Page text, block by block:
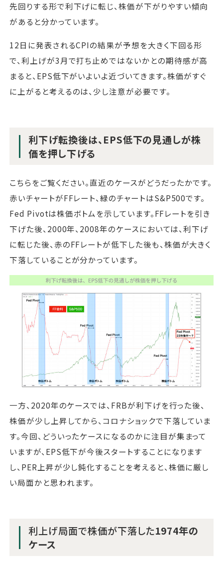
先回りする形で利下げに転じ、株価が下がりやすい傾向
があると分かっています。
12日に発表されるCPIの結果が予想を大きく下回る形
で、利上げが3月で打ち止めではないかとの期待感が高
まると、EPS低下がいよいよ近づいてきます。株価がすぐ
に上がると考えるのは、少し注意が必要です。
利下げ転換後は、EPS低下の見通しが株
価を押し下げる
こちらをご覧ください。直近のケースがどうだったかです。
赤いチャートがFFレート、緑のチャートはS&P500です。
Fed Pivotは株価ボトムを示しています。FFレートを引き
下げた後、2000年、2008年のケースにおいては、利下げ
に転じた後、赤のFFレートが低下した後も、株価が大きく
下落していることが分かっています。
一方、2020年のケースでは、FRBが利下げを行った後、
株価が少し上昇してから、コロナショックで下落していま
す。今回、どういったケースになるのかに注目が集まって
いますが、EPS低下が今後スタートすることになります
し、PER上昇が少し鈍化することを考えると、株価に厳し
い局面かと思われます。
利上げ局面で株価が下落した1974年の
ケース